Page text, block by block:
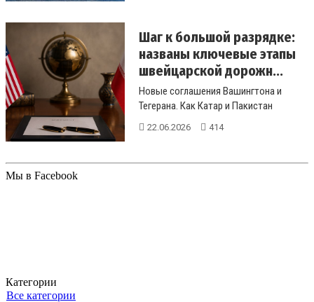
Шаг к большой разрядке:
названы ключевые этапы
швейцарской дорожн...
Новые соглашения Вашингтона и
Тегерана. Как Катар и Пакистан
помогли согла...
22.06.2026 414
Мы в Facebook
Категории
Все категории